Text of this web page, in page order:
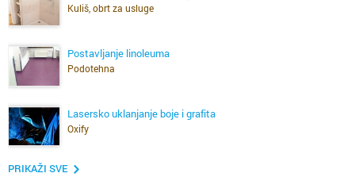
Kuliš, obrt za usluge
Postavljanje linoleuma
Podotehna
Lasersko uklanjanje boje i grafita
Oxify
PRIKAŽI SVE